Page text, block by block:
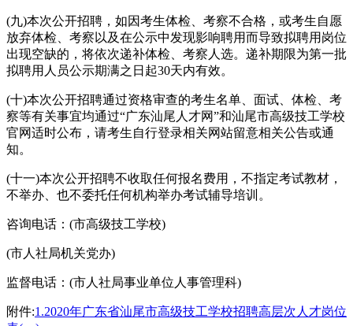
(九)本次公开招聘，如因考生体检、考察不合格，或考生自愿
放弃体检、考察以及在公示中发现影响聘用而导致拟聘用岗位
出现空缺的，将依次递补体检、考察人选。递补期限为第一批
拟聘用人员公示期满之日起30天内有效。
(十)本次公开招聘通过资格审查的考生名单、面试、体检、考
察等有关事宜均通过“广东汕尾人才网”和汕尾市高级技工学校
官网适时公布，请考生自行登录相关网站留意相关公告或通
知。
(十一)本次公开招聘不收取任何报名费用，不指定考试教材，
不举办、也不委托任何机构举办考试辅导培训。
咨询电话：(市高级技工学校)
(市人社局机关党办)
监督电话：(市人社局事业单位人事管理科)
附件:1.2020年广东省汕尾市高级技工学校招聘高层次人才岗位